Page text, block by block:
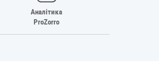
Аналітика
ProZorro